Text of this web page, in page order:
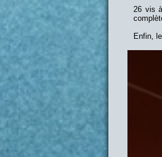
26 vis
Enfin,